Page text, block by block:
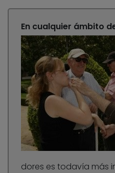
En cualquier ámbito
dores es todavía más